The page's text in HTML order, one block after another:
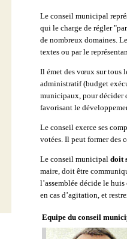
Le conseil municipal
qui le charge de régler
de nombreux domaines.
textes ou par le
Il émet des vœux sur tous
administratif (budget
municipaux, pour décider
favorisant le
Le conseil exerce ses
votées. Il peut former des
Le conseil municipal doit
maire, doit être
l’assemblée décide le
en cas d’agitation, et
Equipe du conseil